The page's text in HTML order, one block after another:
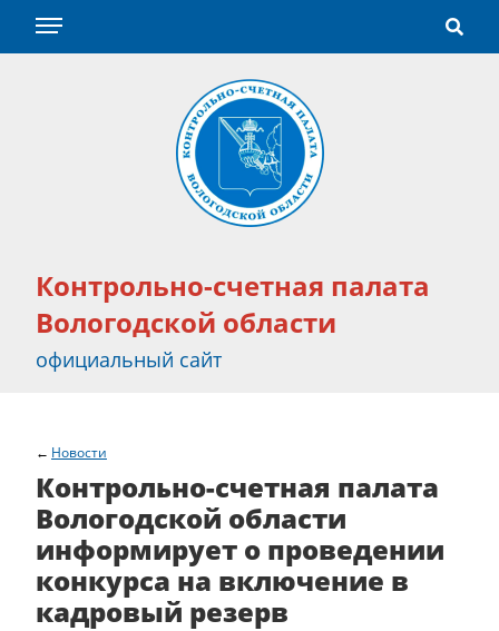
Контрольно-счетная палата
Вологодской области
официальный сайт
Новости
Контрольно-счетная палата
Вологодской области
информирует о проведении
конкурса на включение в
кадровый резерв